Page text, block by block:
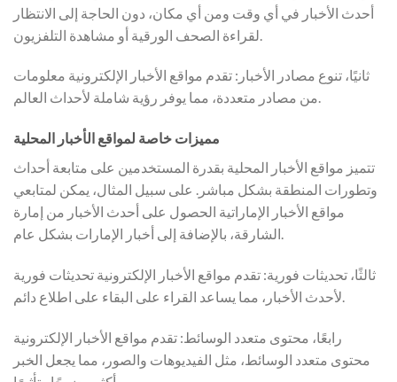
أحدث الأخبار في أي وقت ومن أي مكان، دون الحاجة إلى الانتظار
ثانيًا، تنوع مصادر الأخبار: تقدم مواقع الأخبار الإلكترونية معلومات
من مصادر متعددة، مما يوفر رؤية شاملة لأحداث العالم.
مميزات خاصة لمواقع الأخبار المحلية
تتميز مواقع الأخبار المحلية بقدرة المستخدمين على متابعة أحداث
وتطورات المنطقة بشكل مباشر. على سبيل المثال، يمكن لمتابعي
مواقع الأخبار الإماراتية الحصول على أحدث الأخبار من إمارة
الشارقة، بالإضافة إلى أخبار الإمارات بشكل عام.
ثالثًا، تحديثات فورية: تقدم مواقع الأخبار الإلكترونية تحديثات فورية
لأحدث الأخبار، مما يساعد القراء على البقاء على اطلاع دائم.
رابعًا، محتوى متعدد الوسائط: تقدم مواقع الأخبار الإلكترونية
محتوى متعدد الوسائط، مثل الفيديوهات والصور، مما يجعل الخبر